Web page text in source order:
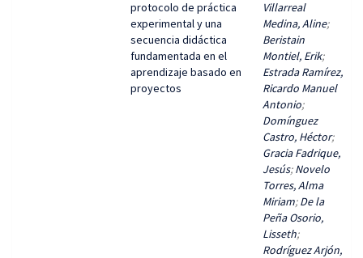
protocolo de práctica
experimental y una
secuencia didáctica
fundamentada en el
aprendizaje basado en
proyectos
Villarreal
Medina, Aline;
Beristain
Montiel, Erik;
Estrada Ramírez,
Ricardo Manuel
Antonio;
Domínguez
Castro, Héctor;
Gracia Fadrique,
Jesús;Novelo
Torres, Alma
Miriam;De la
Peña Osorio,
Lisseth;
Rodríguez Arjón,